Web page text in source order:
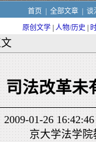
首页 全部文章| 谈
原创文学 人物/历史
司法改革未
01-26
京大学法学院